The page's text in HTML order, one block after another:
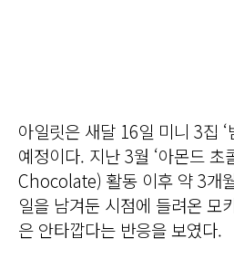
아일릿은 새달 16일 미니 3집
예정이다. 지난 3월 ‘아몬드
Chocolate) 활동 이후 약 3개
일을 남겨둔 시점에 들려온 모
은 안타깝다는 반응을 보였다.